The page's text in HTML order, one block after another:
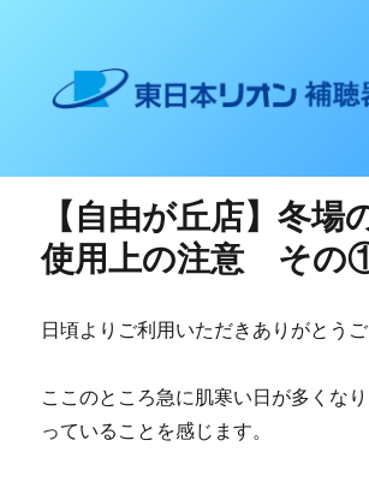
東日本リオン 補聴器ブロ
【自由が丘店】冬場
使用上の注意 その
日頃よりご利用いただきありがとうご
ここのところ急に肌寒い日が多くな
っていることを感じます。